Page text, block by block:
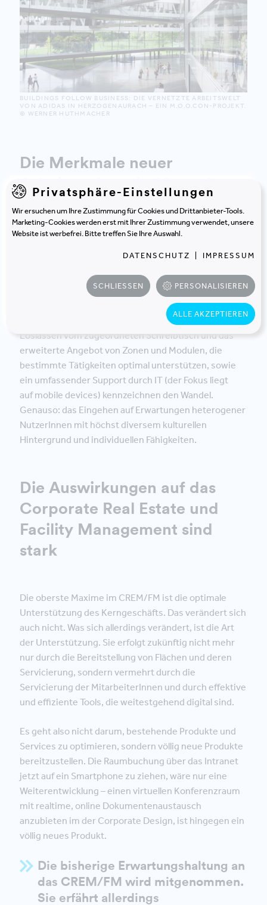
BUILDINGS FOLLOW BUSINESS: DIE VERNETZTE ARBEITSWELT
VON ADIDAS IN HERZOGENAURACH – EIN M.O.O.CON-PROJEKT.
© WERNER HUTHMACHER
Die Merkmale neuer
Arbeitswelten sind komplex
Neue Workplace Konzepte, wie Activity Based
Aufgabengruppen oder Personen ( wie z.B. Einkauf,
Buchhaltung), sondern an Tätigkeiten (wie
beispielsweise Zusammenarbeiten,
NutzerInnen (Generationen Y/Z) kommen hinzu. Das
Loslassen vom zugeordneten Schreibtisch und das
erweiterte Angebot von Zonen und Modulen, die
bestimmte Tätigkeiten optimal unterstützen, sowie
ein umfassender Support durch IT (der Fokus liegt
auf mobile devices) kennzeichnen den Wandel.
Genauso: das Eingehen auf Erwartungen heterogener
NutzerInnen mit höchst diversem kulturellen
Hintergrund und individuellen Fähigkeiten.
Die Auswirkungen auf das
Corporate Real Estate und
Facility Management sind
stark
Die oberste Maxime im CREM/FM ist die optimale
Unterstützung des Kerngeschäfts. Das verändert sich
auch nicht. Was sich allerdings verändert, ist die Art
der Unterstützung. Sie erfolgt zukünftig nicht mehr
nur durch die Bereitstellung von Flächen und deren
Servicierung, sondern vermehrt durch die
Servicierung der MitarbeiterInnen und durch effektive
und effiziente Tools, die weitestgehend digital sind.
Es geht also nicht darum, bestehende Produkte und
Services zu optimieren, sondern völlig neue Produkte
bereitzustellen. Die Raumbuchung über das Intranet
jetzt auf ein Smartphone zu ziehen, wäre nur eine
Weiterentwicklung – einen virtuellen Konferenzraum
mit realtime, online Dokumentenaustausch
anzubieten im der Corporate Design, ist hingegen ein
völlig neues Produkt.
Die bisherige Erwartungshaltung an
das CREM/FM wird mitgenommen.
Sie erfährt allerdings
Privatsphäre-Einstellungen
Wir ersuchen um Ihre Zustimmung für Cookies und Drittanbieter-Tools.
Marketing-Cookies werden erst mit Ihrer Zustimmung verwendet, unsere
Website ist werbefrei. Bitte treffen Sie Ihre Auswahl.
DATENSCHUTZ IMPRESSUM
SCHLIESSEN PERSONALISIEREN
ALLE AKZEPTIEREN